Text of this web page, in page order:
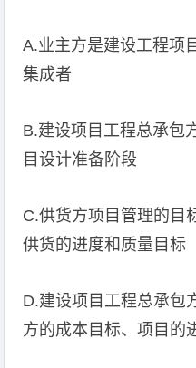
A.业主方是建设工程项
集成者
B.建设项目工程总承包
目设计准备阶段
C.供货方项目管理的目
供货的进度和质量目标
D.建设项目工程总承包
方的成本目标、项目的